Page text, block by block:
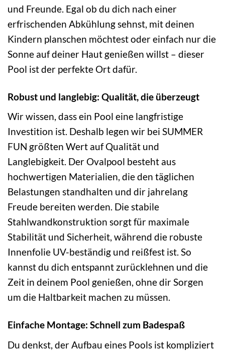
und Freunde. Egal ob du dich nach einer
erfrischenden Abkühlung sehnst, mit deinen
Kindern planschen möchtest oder einfach nur die
Sonne auf deiner Haut genießen willst – dieser
Pool ist der perfekte Ort dafür.
Robust und langlebig: Qualität, die überzeugt
Wir wissen, dass ein Pool eine langfristige
Investition ist. Deshalb legen wir bei SUMMER
FUN größten Wert auf Qualität und
Langlebigkeit. Der Ovalpool besteht aus
hochwertigen Materialien, die den täglichen
Belastungen standhalten und dir jahrelang
Freude bereiten werden. Die stabile
Stahlwandkonstruktion sorgt für maximale
Stabilität und Sicherheit, während die robuste
Innenfolie UV-beständig und reißfest ist. So
kannst du dich entspannt zurücklehnen und die
Zeit in deinem Pool genießen, ohne dir Sorgen
um die Haltbarkeit machen zu müssen.
Einfache Montage: Schnell zum Badespaß
Du denkst, der Aufbau eines Pools ist kompliziert